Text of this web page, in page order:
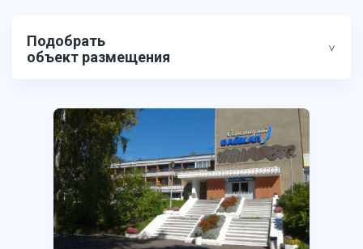
Подобрать
объект размещения